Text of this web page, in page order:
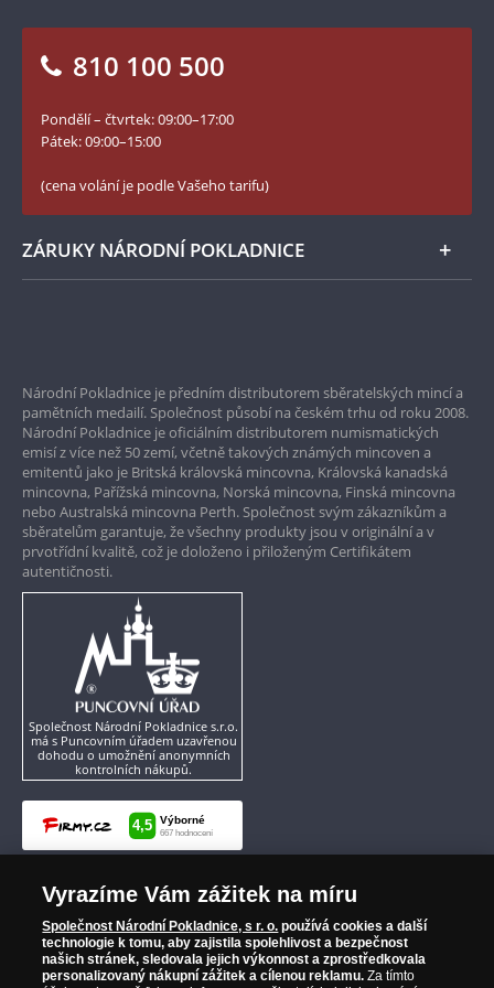
Numismatické novinky
Blog Pokladnice mincí
Facebook Národní Pokladnice
Twitter Národní Pokladnice
LinkedIn Národní Pokladnice
Instagram Národní Pokladnice
810 100 500
Pondělí – čtvrtek: 09:00–17:00
Pátek: 09:00–15:00
(cena volání je podle Vašeho tarifu)
ZÁRUKY NÁRODNÍ POKLADNICE
Garance nejvyšší kvality
Pouze originální produkty
Národní Pokladnice je předním distributorem sběratelských mincí a
pamětních medailí. Společnost působí na českém trhu od roku 2008.
Národní Pokladnice je oficiálním distributorem numismatických
emisí z více než 50 zemí, včetně takových známých mincoven a
emitentů jako je Britská královská mincovna, Královská kanadská
mincovna, Pařížská mincovna, Norská mincovna, Finská mincovna
nebo Australská mincovna Perth. Společnost svým zákazníkům a
sběratelům garantuje, že všechny produkty jsou v originální a v
prvotřídní kvalitě, což je doloženo i přiloženým Certifikátem
autentičnosti.
Společnost Národní Pokladnice s.r.o.
má s Puncovním úřadem uzavřenou
dohodu o umožnění anonymních
kontrolních nákupů.
Vyrazíme Vám zážitek na míru
Společnost Národní Pokladnice, s r. o. používá cookies a další
technologie k tomu, aby zajistila spolehlivost a bezpečnost
našich stránek, sledovala jejich výkonnost a zprostředkovala
personalizovaný nákupní zážitek a cílenou reklamu. Za tímto